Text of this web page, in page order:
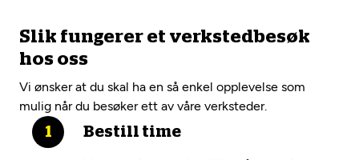
Slik fungerer et verkstedbesøk
hos oss
Vi ønsker at du skal ha en så enkel opplevelse som
mulig når du besøker ett av våre verksteder.
Bestill time